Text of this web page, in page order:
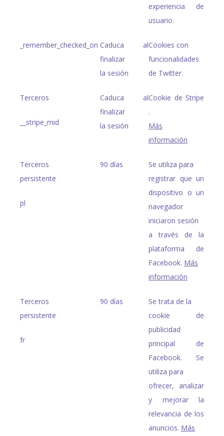
experiencia de
usuario.
_remember_checked_on Caduca al
finalizar
la sesión
Cookies con
funcionalidades
de Twitter.
Terceros
__stripe_mid
Caduca al
finalizar
la sesión
Cookie de Stripe
.
Más
información
Terceros
persistente
pl
90 días
Se utiliza para
registrar que un
dispositivo o un
navegador
iniciaron sesión
a través de la
plataforma de
Facebook. Más
información
Terceros
persistente
fr
90 días
Se trata de la
cookie de
publicidad
principal de
Facebook. Se
utiliza para
ofrecer, analizar
y mejorar la
relevancia de los
anuncios. Más